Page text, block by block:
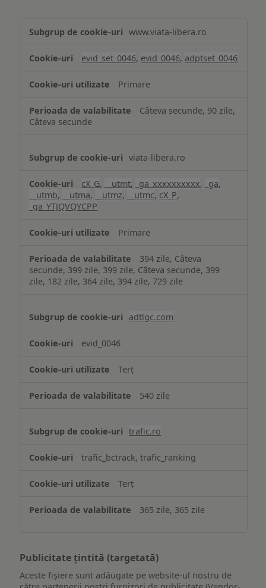
www.viata-libera.ro
evid_set_0046, evid_0046, adptset_0046
Primare
Câteva secunde, 90 zile,
Câteva secunde
viata-libera.ro
cX_G, __utmt, _ga_xxxxxxxxxx, _ga,
__utmb, __utma, __utmz, __utmc, cX_P,
_ga_YTJQVQYCPP
Primare
394 zile, Câteva
secunde, 399 zile, 399 zile, Câteva secunde, 399
zile, 182 zile, 364 zile, 394 zile, 729 zile
adtlgc.com
evid_0046
Terț
540 zile
trafic.ro
trafic_bctrack, trafic_ranking
Terț
365 zile, 365 zile
Publicitate țintită (targetată)
Aceste fișiere sunt adăugate pe website-ul nostru de